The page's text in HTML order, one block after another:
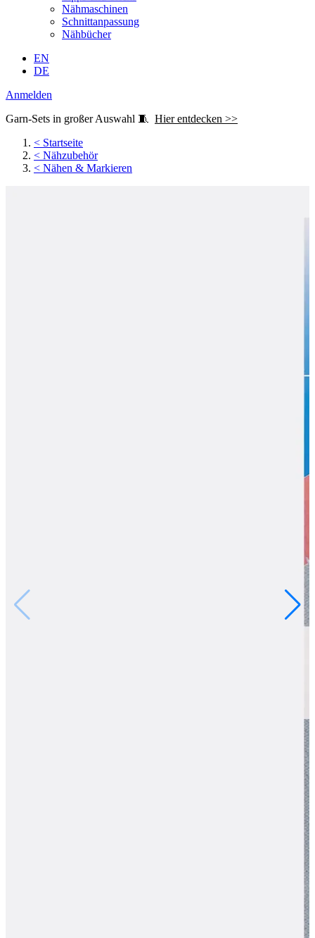
Nähmaschinen
Schnittanpassung
Nähbücher
EN
DE
Anmelden
Garn-Sets in großer Auswahl 🧵 Hier entdecken >>
< Startseite
< Nähzubehör
< Nähen & Markieren